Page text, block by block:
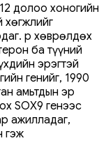
долоо хоногийн
хөгжлийг
Үр хөврөлдөх
ба түүний
эрэгтэй
генийг, 1990
амьтдын эр
SOX9 генээс
ажилладаг,
гэж